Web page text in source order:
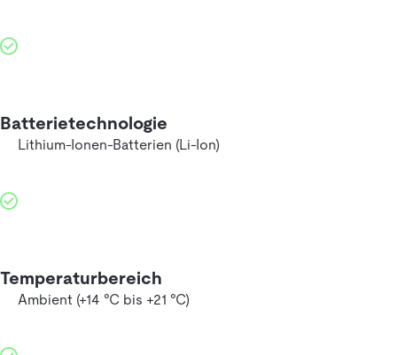
Batterietechnologie
Lithium-Ionen-Batterien (Li-Ion)
Temperaturbereich
Ambient (+14 °C bis +21 °C)